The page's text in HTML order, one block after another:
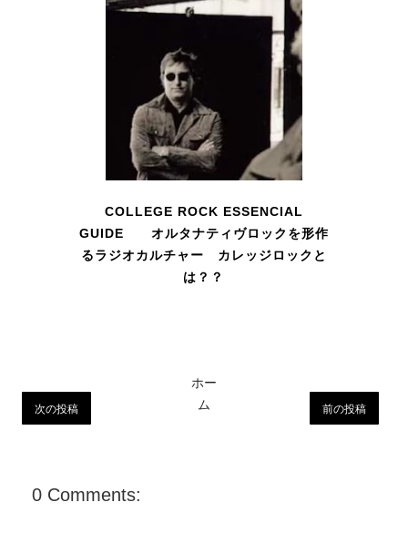
COLLEGE ROCK ESSENCIAL
GUIDE オルタナティヴロックを形作
るラジオカルチャー カレッジロックと
は？？
次の投稿 前の投稿
ホー
ム
0 Comments: